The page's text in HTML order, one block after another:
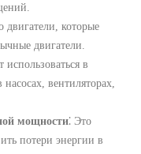
двигатели, которые
двигатели.
в
вентиляторах,
мощности⁚ Это
потери энергии в